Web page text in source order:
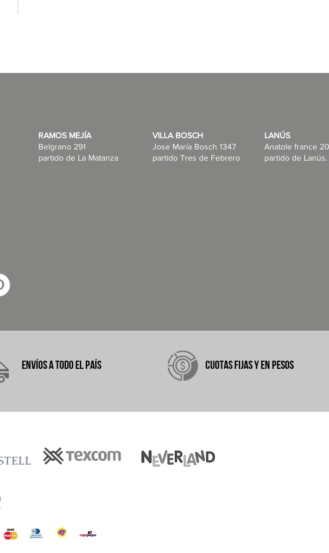
RAMOS MEJÍA
Belgrano 291
partido de La Matanza
LANÚS
Anatole france
partido de Lanús.
VILLA BOSCH
Jose María Bosch 1347
partido Tres de Febrero
ENVÍOS A TODO EL PAÍS CUOTAS FIJAS Y EN PESOS